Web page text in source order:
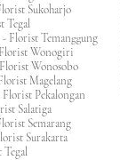
Sukoharjo
Tegal
- Florist Temanggung
Wonogiri
Wonosobo
Magelang
Florist Pekalongan
Salatiga
Semarang
Surakarta
Tegal